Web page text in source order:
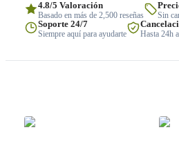
4.8/5 Valoración
Basado en más de 2,500 reseñas Sin
Soporte 24/7
Siempre aquí para ayudarte Hasta 24h